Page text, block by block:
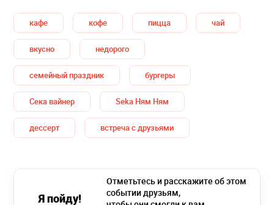
кафе кофе пицца чай
вкусно недорого
семейный праздник бургеры
Сека вайнер Seka Ням Ням
дессерт встреча с друзьями
Я пойду!
Отметьтесь и расскажите об этом
событии друзьям,